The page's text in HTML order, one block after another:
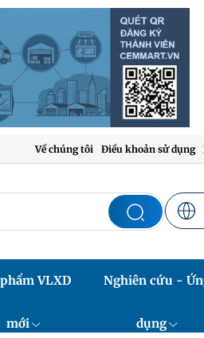
Về chúng tôi Điều khoản sử dụng
VLXD
mới
Nghiên cứu -
dụng